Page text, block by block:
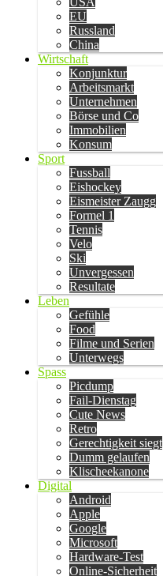
EU
Russland
China
Wirtschaft
Konjunktur
Arbeitsmarkt
Unternehmen
Börse und Co
Immobilien
Konsum
Sport
Fussball
Eishockey
Eismeister Zaugg
Formel 1
Tennis
Velo
Ski
Unvergessen
Resultate
Leben
Gefühle
Food
Filme und Serien
Unterwegs
Spass
Picdump
Fail-Dienstag
Cute News
Retro
Gerechtigkeit siegt
Dumm gelaufen
Klischeekanone
Digital
Android
Apple
Google
Microsoft
Hardware-Test
Online-Sicherheit